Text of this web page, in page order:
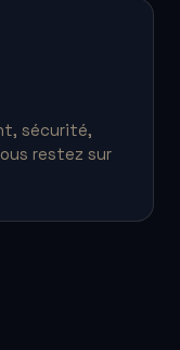
sécurité,
restez sur